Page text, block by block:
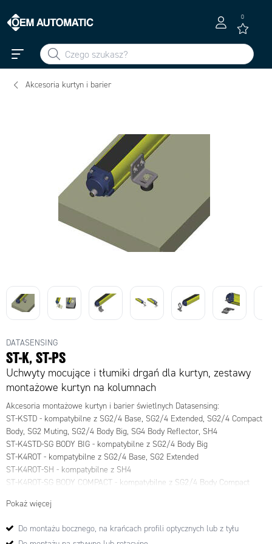
0
Akcesoria kurtyn i barier
DATASENSING
ST-K, ST-PS
Uchwyty mocujące i tłumiki drgań dla kurtyn, zestawy
montażowe kurtyn na kolumnach
Akcesoria montażowe kurtyn i barier świetlnych Datasensing:
ST-KSTD - kompatybilne z SG2/4 Base, SG2/4 Extended, SG2/4 Compact
Body, SG2 Muting, SG2/4 Body Big, SG4 Body Reflector, SH4
ST-K4STD-SG BODY BIG - kompatybilne z SG2/4 Body Big
ST-K4ROT - kompatybilne z SG2/4 Base, SG2 Extended
ST-K4ROT-SH - kompatybilne z SH4
ST-K4ROT-SG BODY COMPACT - kompatybilne z SG2/4 Body Compact
Reflector
Reflector
Pokaż więcej
Do montażu bocznego, na krańcach profili optycznych lub z tyłu